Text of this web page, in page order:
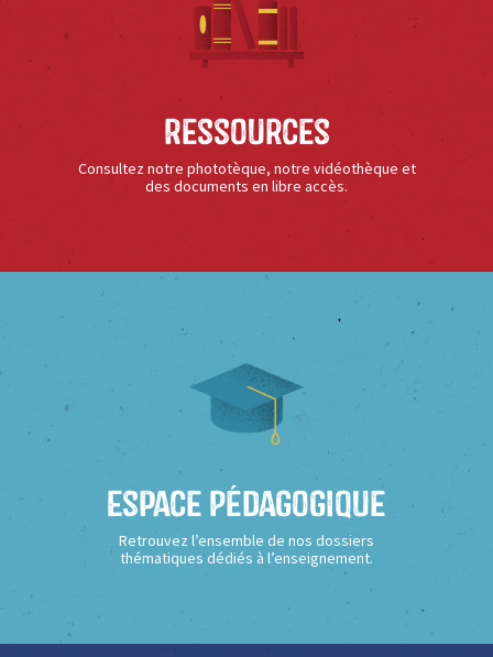
Ressources
Consultez notre phototèque, notre vidéothèque et
des documents en libre accès.
Espace Pédagogique
Retrouvez l’ensemble de nos dossiers
thématiques dédiés à l’enseignement.